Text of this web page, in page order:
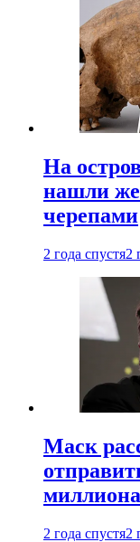
На
нашли
черепами
2 года спустя2
Маск
2 года спустя2